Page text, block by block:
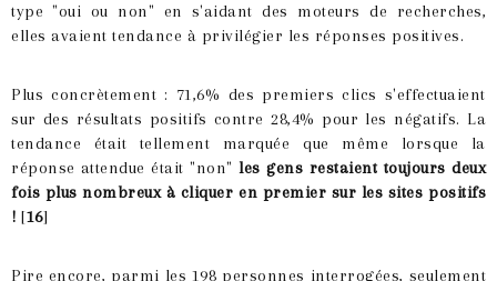
type "oui ou non" en s'aidant des moteurs de recherches,
elles avaient tendance à privilégier les réponses positives.
Plus concrètement : 71,6% des premiers clics s'effectuaient
sur des résultats positifs contre 28,4% pour les négatifs. La
tendance était tellement marquée que même lorsque la
réponse attendue était "non"les gens restaient toujours deux
fois plus nombreux à cliquer en premier sur les sites positifs
! [16]
Pire encore, parmi les 198 personnes interrogées, seulement